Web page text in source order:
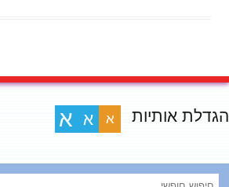
הגדלת אותיות א א א